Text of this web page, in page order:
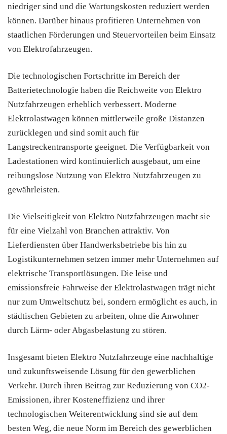
niedriger sind und die Wartungskosten reduziert werden
können. Darüber hinaus profitieren Unternehmen von
staatlichen Förderungen und Steuervorteilen beim Einsatz
von Elektrofahrzeugen.
Die technologischen Fortschritte im Bereich der
Batterietechnologie haben die Reichweite von Elektro
Nutzfahrzeugen erheblich verbessert. Moderne
Elektrolastwagen können mittlerweile große Distanzen
zurücklegen und sind somit auch für
Langstreckentransporte geeignet. Die Verfügbarkeit von
Ladestationen wird kontinuierlich ausgebaut, um eine
reibungslose Nutzung von Elektro Nutzfahrzeugen zu
gewährleisten.
Die Vielseitigkeit von Elektro Nutzfahrzeugen macht sie
für eine Vielzahl von Branchen attraktiv. Von
Lieferdiensten über Handwerksbetriebe bis hin zu
Logistikunternehmen setzen immer mehr Unternehmen auf
elektrische Transportlösungen. Die leise und
emissionsfreie Fahrweise der Elektrolastwagen trägt nicht
nur zum Umweltschutz bei, sondern ermöglicht es auch, in
städtischen Gebieten zu arbeiten, ohne die Anwohner
durch Lärm- oder Abgasbelastung zu stören.
Insgesamt bieten Elektro Nutzfahrzeuge eine nachhaltige
und zukunftsweisende Lösung für den gewerblichen
Verkehr. Durch ihren Beitrag zur Reduzierung von CO2-
Emissionen, ihrer Kosteneffizienz und ihrer
technologischen Weiterentwicklung sind sie auf dem
besten Weg, die neue Norm im Bereich des gewerblichen